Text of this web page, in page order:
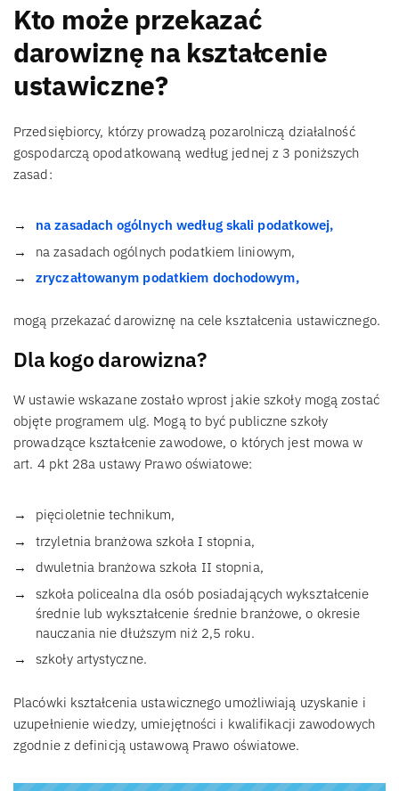
Kto może przekazać
darowiznę na kształcenie
ustawiczne?
Przedsiębiorcy, którzy prowadzą pozarolniczą działalność
gospodarczą opodatkowaną według jednej z 3 poniższych
zasad:
na zasadach ogólnych według skali podatkowej,
na zasadach ogólnych podatkiem liniowym,
zryczałtowanym podatkiem dochodowym,
mogą przekazać darowiznę na cele kształcenia ustawicznego.
Dla kogo darowizna?
W ustawie wskazane zostało wprost jakie szkoły mogą zostać
objęte programem ulg. Mogą to być publiczne szkoły
prowadzące kształcenie zawodowe, o których jest mowa w
art. 4 pkt 28a ustawy Prawo oświatowe:
pięcioletnie technikum,
trzyletnia branżowa szkoła I stopnia,
dwuletnia branżowa szkoła II stopnia,
szkoła policealna dla osób posiadających wykształcenie
średnie lub wykształcenie średnie branżowe, o okresie
nauczania nie dłuższym niż 2,5 roku.
szkoły artystyczne.
Placówki kształcenia ustawicznego umożliwiają uzyskanie i
uzupełnienie wiedzy, umiejętności i kwalifikacji zawodowych
zgodnie z definicją ustawową Prawo oświatowe.